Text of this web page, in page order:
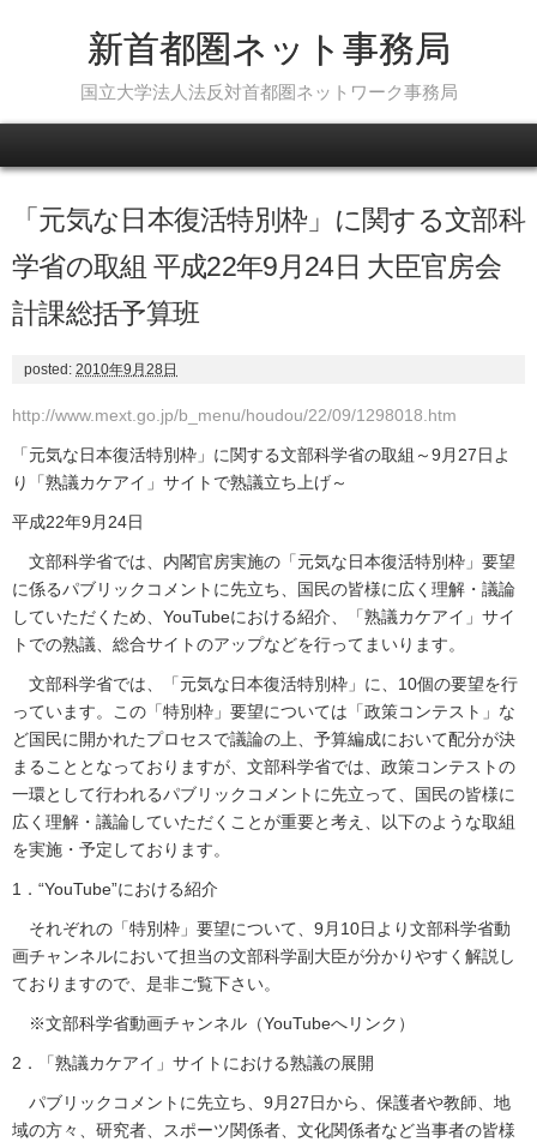
新首都圏ネット事務局
国立大学法人法反対首都圏ネットワーク事務局
「元気な日本復活特別枠」に関する文部科
学省の取組 平成22年9月24日 大臣官房会
計課総括予算班
posted: 2010年9月28日
http://www.mext.go.jp/b_menu/houdou/22/09/1298018.htm
「元気な日本復活特別枠」に関する文部科学省の取組～9月27日よ
り「熟議カケアイ」サイトで熟議立ち上げ～
平成22年9月24日
文部科学省では、内閣官房実施の「元気な日本復活特別枠」要望
に係るパブリックコメントに先立ち、国民の皆様に広く理解・議論
していただくため、YouTubeにおける紹介、「熟議カケアイ」サイ
トでの熟議、総合サイトのアップなどを行ってまいります。
文部科学省では、「元気な日本復活特別枠」に、10個の要望を行
っています。この「特別枠」要望については「政策コンテスト」な
ど国民に開かれたプロセスで議論の上、予算編成において配分が決
まることとなっておりますが、文部科学省では、政策コンテストの
一環として行われるパブリックコメントに先立って、国民の皆様に
広く理解・議論していただくことが重要と考え、以下のような取組
を実施・予定しております。
1．“YouTube”における紹介
それぞれの「特別枠」要望について、9月10日より文部科学省動
画チャンネルにおいて担当の文部科学副大臣が分かりやすく解説し
ておりますので、是非ご覧下さい。
※文部科学省動画チャンネル（YouTubeへリンク）
2．「熟議カケアイ」サイトにおける熟議の展開
パブリックコメントに先立ち、9月27日から、保護者や教師、地
域の方々、研究者、スポーツ関係者、文化関係者など当事者の皆様